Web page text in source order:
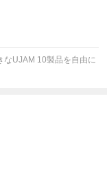
なUJAM 10製品を自由に